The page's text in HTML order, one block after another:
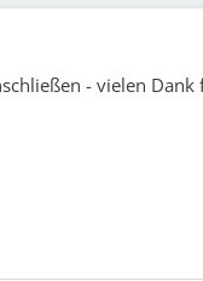
- vielen